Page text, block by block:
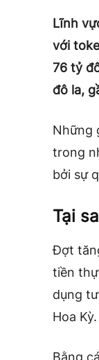
Lĩnh
với
76 tỷ
đô la,
Những
trong
bởi sự
Tại
Đợt
tiền
dụng
Hoa